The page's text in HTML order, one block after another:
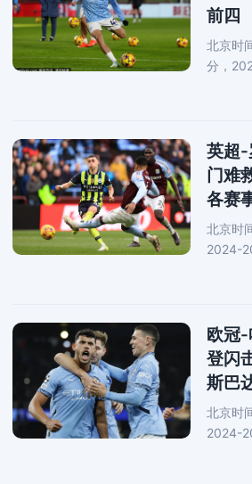
前四
北京时
分，
22轮
登完成
科瓦契
英超-
门难
各赛
北京时
2024-
展开一
场，杜
先被判
欧冠-
登闪
斯巴
北京时
2024-
3轮展